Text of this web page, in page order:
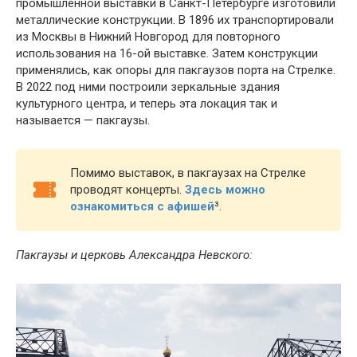
промышленной выставки в Санкт-Петербурге изготовили
металлические конструкции. В 1896 их транспортировали
из Москвы в Нижний Новгород для повторного
использования на 16-ой выставке. Затем конструкции
применялись, как опоры для пакгаузов порта на Стрелке.
В 2022 под ними построили зеркальные здания
культурного центра, и теперь эта локация так и
называется — пакгаузы.
Помимо выставок, в пакгаузах на Стрелке
проводят концерты. Здесь можно
ознакомиться с афишей³.
Пакгаузы и церковь Александра Невского: